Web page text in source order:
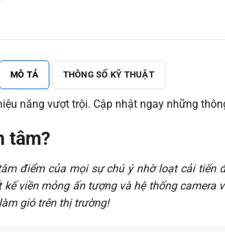
MÔ TẢ THÔNG SỐ KỸ THUẬT
năng vượt trội. Cập nhật ngay những
tâm?
điểm của mọi sự chú ý nhờ loạt cải tiến
viền mỏng ấn tượng và hệ thống camera
gió trên thị trường!